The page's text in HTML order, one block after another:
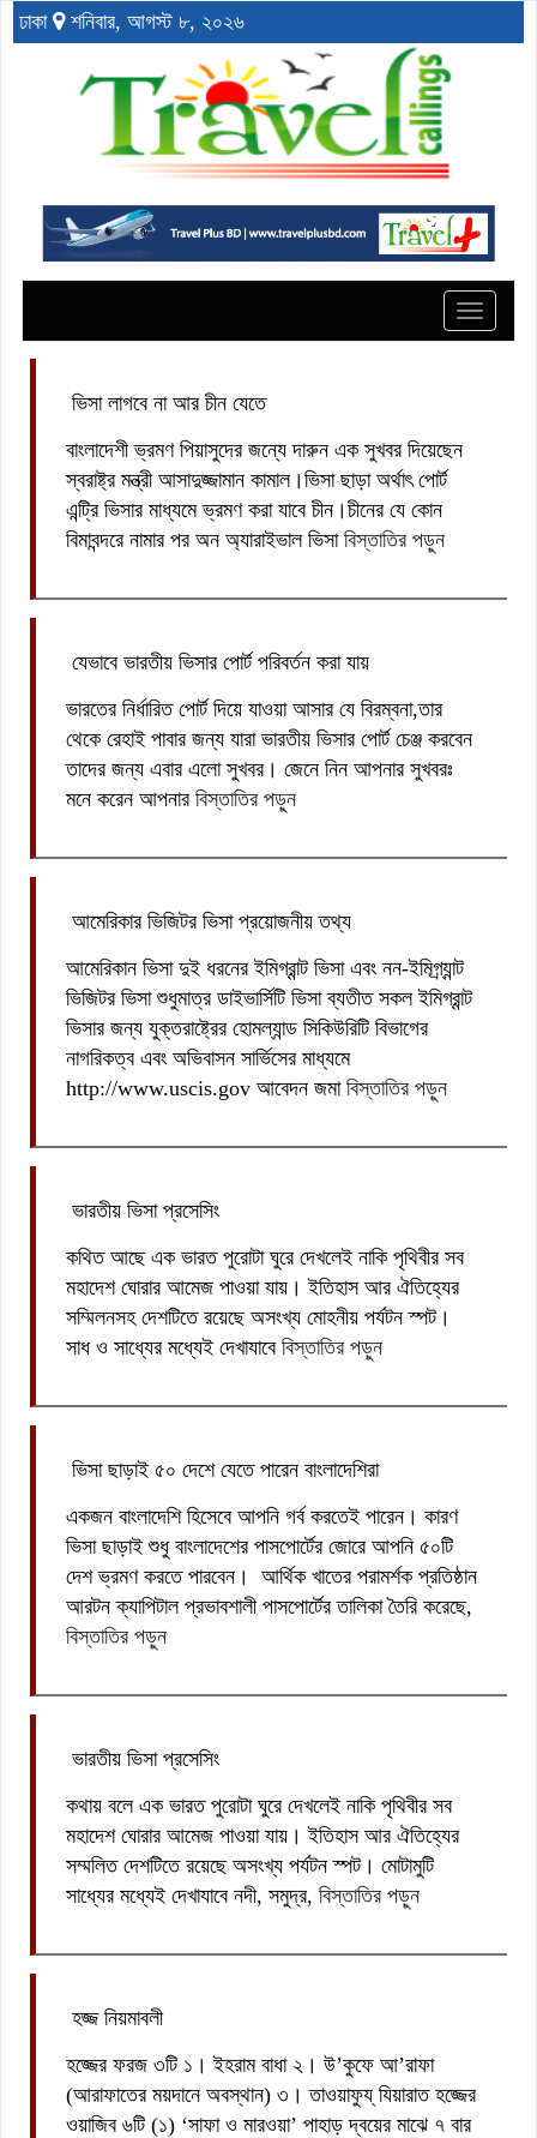
ঢাকা শনিবার, আগস্ট ৮, ২০২৬
Toggle
ভিসা লাগবে না আর চীন যেতে
বাংলাদেশী ভ্রমণ পিয়াসুদের জন্যে দারুন এক সুখবর দিয়েছেন
স্বরাষ্ট্র মন্ত্রী আসাদুজ্জামান কামাল।ভিসা ছাড়া অর্থাৎ পোর্ট
এন্ট্রি ভিসার মাধ্যমে ভ্রমণ করা যাবে চীন।চীনের যে কোন
বিমাবন্দরে নামার পর অন অ্যারাইভাল ভিসা বিস্তাতির পড়ুন
যেভাবে ভারতীয় ভিসার পোর্ট পরিবর্তন করা যায়
ভারতের নির্ধারিত পোর্ট দিয়ে যাওয়া আসার যে বিরম্বনা,তার
থেকে রেহাই পাবার জন্য যারা ভারতীয় ভিসার পোর্ট চেঞ্জ করবেন
তাদের জন্য এবার এলো সুখবর। জেনে নিন আপনার সুখবরঃ
মনে করেন আপনার বিস্তাতির পড়ুন
আমেরিকার ভিজিটর ভিসা প্রয়োজনীয় তথ্য
আমেরিকান ভিসা দুই ধরনের ইমিগ্রান্ট ভিসা এবং নন-ইমিগ্র্যান্ট
ভিজিটর ভিসা শুধুমাত্র ডাইভার্সিটি ভিসা ব্যতীত সকল ইমিগ্রান্ট
ভিসার জন্য যুক্তরাষ্ট্রের হোমল্যান্ড সিকিউরিটি বিভাগের
নাগরিকত্ব এবং অভিবাসন সার্ভিসের মাধ্যমে
http://www.uscis.gov আবেদন জমা বিস্তাতির পড়ুন
ভারতীয় ভিসা প্রসেসিং
কথিত আছে এক ভারত পুরোটা ঘুরে দেখলেই নাকি পৃথিবীর সব
মহাদেশ ঘোরার আমেজ পাওয়া যায়। ইতিহাস আর ঐতিহ্যের
সম্মিলনসহ দেশটিতে রয়েছে অসংখ্য মোহনীয় পর্যটন স্পট।
সাধ ও সাধ্যের মধ্যেই দেখাযাবে বিস্তাতির পড়ুন
ভিসা ছাড়াই ৫০ দেশে যেতে পারেন বাংলাদেশিরা
একজন বাংলাদেশি হিসেবে আপনি গর্ব করতেই পারেন। কারণ
ভিসা ছাড়াই শুধু বাংলাদেশের পাসপোর্টের জোরে আপনি ৫০টি
দেশ ভ্রমণ করতে পারবেন। আর্থিক খাতের পরামর্শক প্রতিষ্ঠান
আরটন ক্যাপিটাল প্রভাবশালী পাসপোর্টের তালিকা তৈরি করেছে,
বিস্তাতির পড়ুন
ভারতীয় ভিসা প্রসেসিং
কথায় বলে এক ভারত পুরোটা ঘুরে দেখলেই নাকি পৃথিবীর সব
মহাদেশ ঘোরার আমেজ পাওয়া যায়। ইতিহাস আর ঐতিহ্যের
সম্মলিত দেশটিতে রয়েছে অসংখ্য পর্যটন স্পট। মোটামুটি
সাধ্যের মধ্যেই দেখাযাবে নদী, সমুদ্র, বিস্তাতির পড়ুন
হজ্জ নিয়মাবলী
হজ্জের ফরজ ৩টি ১। ইহরাম বাধা ২। উ’কুফে আ’রাফা
(আরাফাতের ময়দানে অবস্থান) ৩। তাওয়াফুয্ যিয়ারাত হজ্জের
ওয়াজিব ৬টি (১) ‘সাফা ও মারওয়া’ পাহাড় দ্বয়ের মাঝে ৭ বার